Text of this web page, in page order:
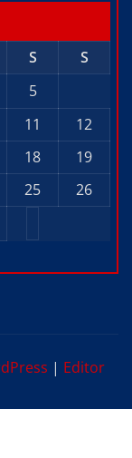
S
S
5
11
12
18
19
25
26
| Editor